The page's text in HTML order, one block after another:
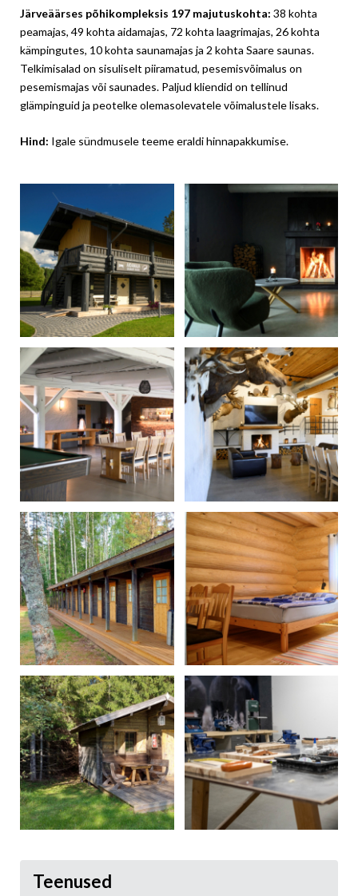
Järveäärses põhikompleksis 197 majutuskohta: 38 kohta
peamajas, 49 kohta aidamajas, 72 kohta laagrimajas, 26 kohta
kämpingutes, 10 kohta saunamajas ja 2 kohta Saare saunas.
Telkimisalad on sisuliselt piiramatud, pesemisvõimalus on
pesemismajas või saunades. Paljud kliendid on tellinud
glämpinguid ja peotelke olemasolevatele võimalustele lisaks.
Hind: Igale sündmusele teeme eraldi hinnapakkumise.
Teenused